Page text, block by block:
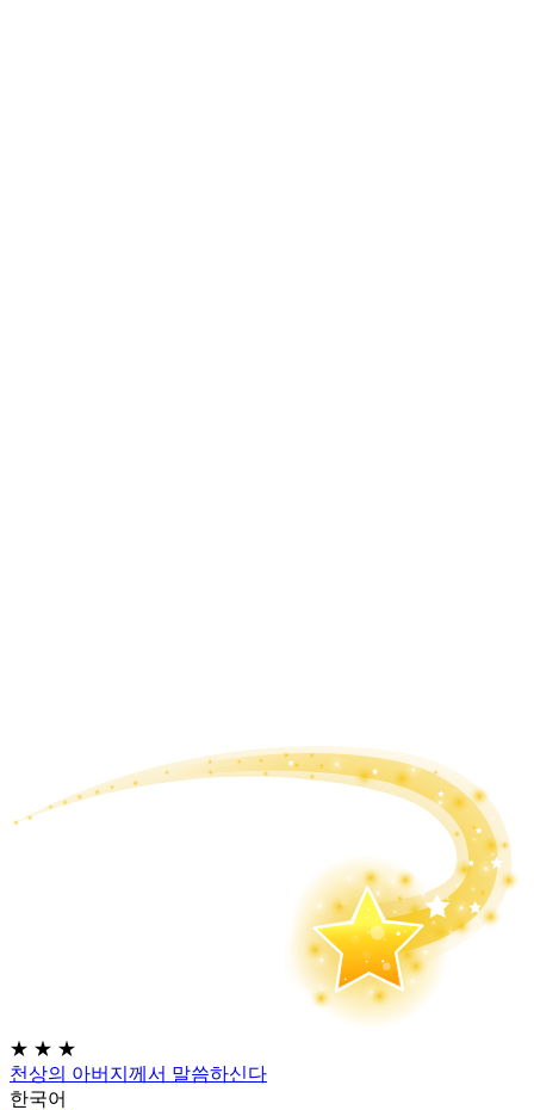
★ ★ ★
천상의 아버지께서 말씀하신다
한국어